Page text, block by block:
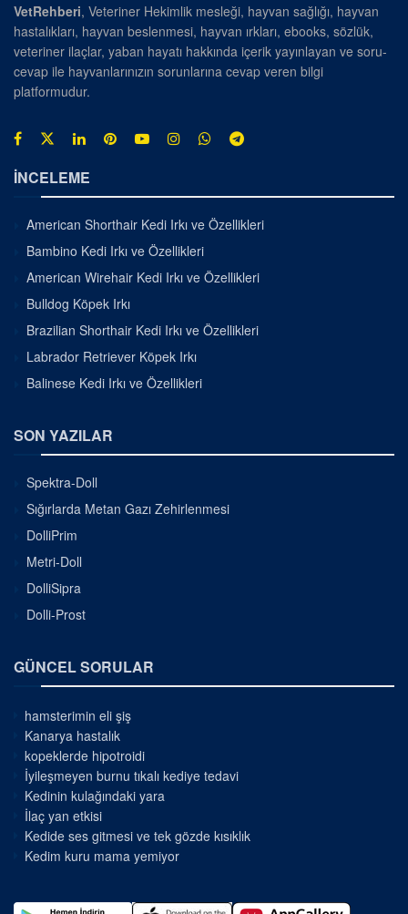
VetRehberi, Veteriner Hekimlik mesleği, hayvan sağlığı, hayvan
hastalıkları, hayvan beslenmesi, hayvan ırkları, ebooks, sözlük,
veteriner ilaçlar, yaban hayatı hakkında içerik yayınlayan ve soru-
cevap ile hayvanlarınızın sorunlarına cevap veren bilgi
platformudur.
İNCELEME
American Shorthair Kedi Irkı ve Özellikleri
Bambino Kedi Irkı ve Özellikleri
American Wirehair Kedi Irkı ve Özellikleri
Bulldog Köpek Irkı
Brazilian Shorthair Kedi Irkı ve Özellikleri
Labrador Retriever Köpek Irkı
Balinese Kedi Irkı ve Özellikleri
SON YAZILAR
Spektra-Doll
Sığırlarda Metan Gazı Zehirlenmesi
DolliPrim
Metri-Doll
DolliSipra
Dolli-Prost
GÜNCEL SORULAR
hamsterimin eli şiş
Kanarya hastalık
kopeklerde hipotroidi
İyileşmeyen burnu tıkalı kediye tedavi
Kedinin kulağındaki yara
İlaç yan etkisi
Kedide ses gitmesi ve tek gözde kısıklık
Kedim kuru mama yemiyor